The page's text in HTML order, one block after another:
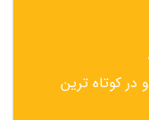
کوتاه ترین